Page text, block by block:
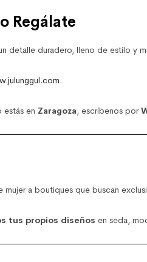
Regálate
detalle duradero, lleno de estilo y
.
en Zaragoza, escríbenos por
mujer a boutiques que buscan
tus propios diseños en seda,